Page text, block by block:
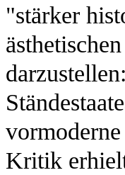
"stärker
Kritik